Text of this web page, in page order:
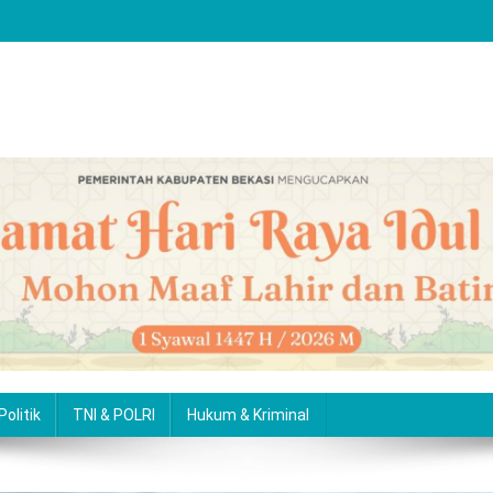
Politik TNI & POLRI Hukum & Kriminal